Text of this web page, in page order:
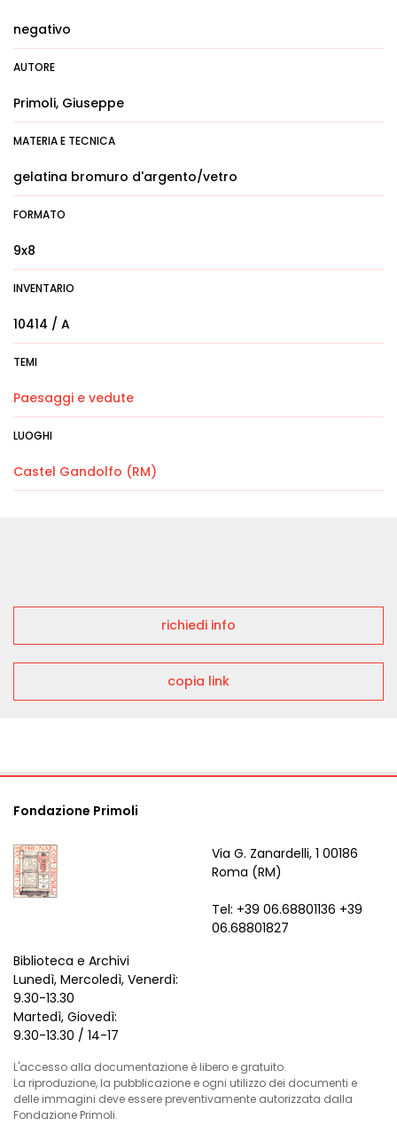
negativo
AUTORE
Primoli, Giuseppe
MATERIA E TECNICA
gelatina bromuro d'argento/vetro
FORMATO
9x8
INVENTARIO
10414 / A
TEMI
Paesaggi e vedute
LUOGHI
Castel Gandolfo (RM)
richiedi info
copia link
Fondazione Primoli
Via G. Zanardelli, 1 00186
Roma (RM)
Tel: +39 06.68801136 +39
06.68801827
Biblioteca e Archivi
Lunedì, Mercoledì, Venerdì:
9.30-13.30
Martedì, Giovedì:
9.30-13.30 / 14-17
L'accesso alla documentazione è libero e gratuito.
La riproduzione, la pubblicazione e ogni utilizzo dei documenti e
delle immagini deve essere preventivamente autorizzata dalla
Fondazione Primoli.